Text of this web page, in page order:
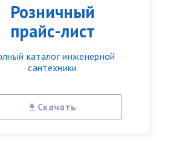
Розничный
прайс-лист
каталог инженерной
сантехники
Скачать